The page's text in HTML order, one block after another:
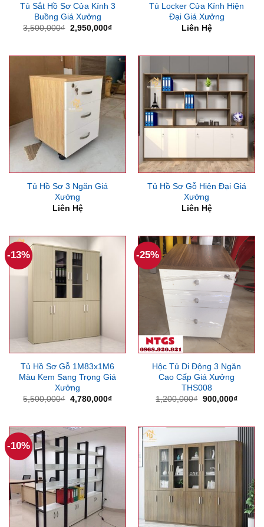
Tủ Sắt Hồ Sơ Cửa Kính 3
Buồng Giá Xưởng
3,500,000₫ Giá
2,950,000₫Giá
2,950,000₫.
Tủ Locker Cửa Kính Hiện
Đại Giá Xưởng
Liên Hệ
Tủ Hồ Sơ 3 Ngăn Giá
Xưởng
Liên Hệ
Tủ Hồ Sơ Gỗ Hiện Đại Giá
Xưởng
Liên Hệ
-13%
Tủ Hồ Sơ Gỗ 1M83x1M6
Màu Kem Sang Trọng Giá
Xưởng
5,500,000₫ Giá
4,780,000₫Giá
4,780,000₫.
-25%
Hộc Tủ Di Động 3 Ngăn
Cao Cấp Giá Xưởng
THS008
1,200,000₫ Giá
900,000₫Giá
-10%